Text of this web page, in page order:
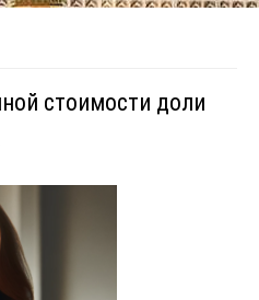
стоимости доли